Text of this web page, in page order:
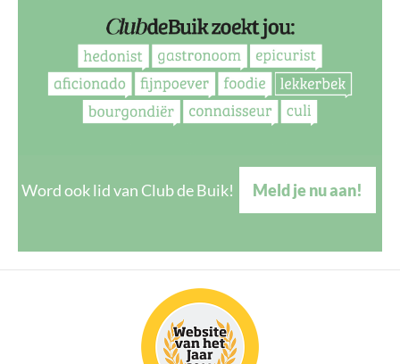
Word ook lid van Club de Buik! Meld je nu aan!